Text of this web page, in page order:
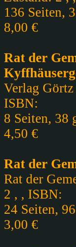
136 Seiten,
8,00 €
Rat der
Verlag
ISBN:
8 Seiten, 38
4,50 €
Rat der
Rat der
2 , , ISBN:
24 Seiten,
3,00 €